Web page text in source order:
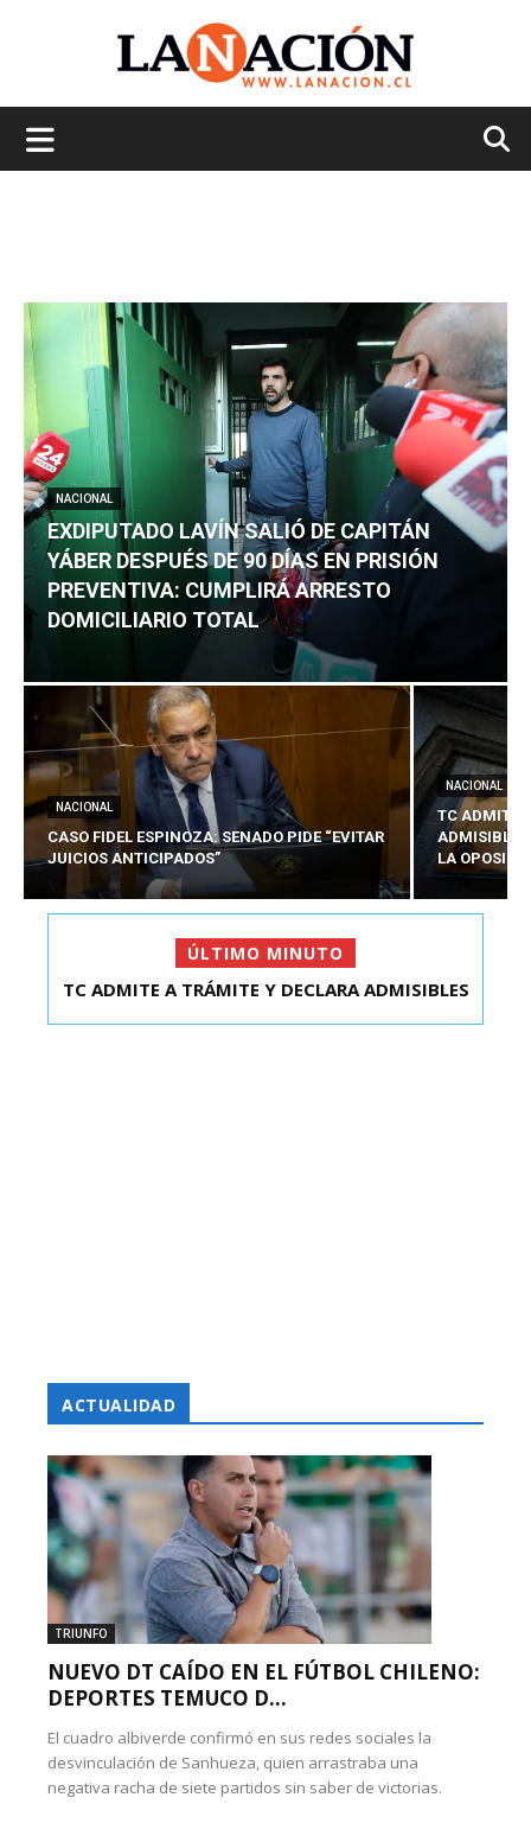
NACIONAL
EXDIPUTADO LAVÍN SALIÓ DE CAPITÁN
YÁBER DESPUÉS DE 90 DÍAS EN PRISIÓN
PREVENTIVA: CUMPLIRÁ ARRESTO
DOMICILIARIO TOTAL
NACIONAL
CASO FIDEL ESPINOZA: SENADO PIDE “EVITAR
JUICIOS ANTICIPADOS”
NACIONAL
TC ADMITE
ADMISIBLES
LA
ÚLTIMO MINUTO
EXDIPUTADO LAVÍN SALIÓ DE CAPITÁN YÁBER
TC ADMITE A TRÁMITE Y DECLARA ADMISIBLES
ACTUALIDAD
TRIUNFO
NUEVO DT CAÍDO EN EL FÚTBOL CHILENO:
DEPORTES TEMUCO D...
El cuadro albiverde confirmó en sus redes sociales la
desvinculación de Sanhueza, quien arrastraba una
negativa racha de siete partidos sin saber de victorias.